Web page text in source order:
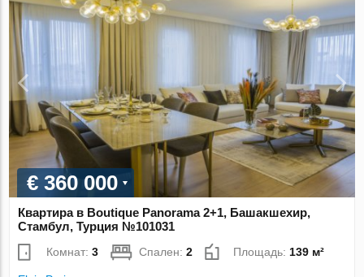
€ 360 000
Квартира в Boutique Panorama 2+1, Башакшехир,
Стамбул, Турция №101031
Комнат:3 Спален:2 Площадь: 139 м²